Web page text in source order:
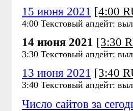
15 июня 2021 [4:00
4:00 Текстовый апдейт:
14 июня 2021 [3:30
3:30 Текстовый апдейт:
13 июня 2021 [3:40
3:40 Текстовый апдейт:
Число сайтов за